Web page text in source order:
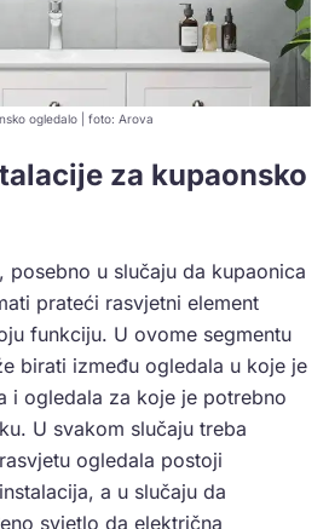
ogledalo | foto: Arova
za kupaonsko
posebno u slučaju da kupaonica
prateći rasvjetni element
funkciju. U ovome segmentu
birati između ogledala u koje je
i ogledala za koje je potrebno
U svakom slučaju treba
ogledala postoji
a u slučaju da
svjetlo da električna